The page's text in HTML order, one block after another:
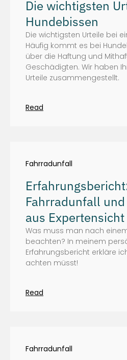
Die wichtigsten
Hundebissen
Die wichtigsten Urteile bei
Häufig kommt es bei
über die Haftung und
Geschädigten. Wir haben
Urteile zusammengestellt.
Read
Fahrradunfall
Fahrradunfall
aus Expertensicht
Was muss man nach
beachten? In meinem
Erfahrungsbericht erkläre
achten müsst!
Read
Fahrradunfall